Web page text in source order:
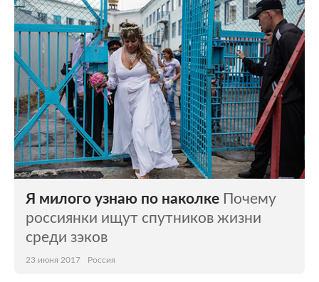
Я милого узнаю по наколке Почему
россиянки ищут спутников жизни
среди зэков
23 июня 2017 Россия